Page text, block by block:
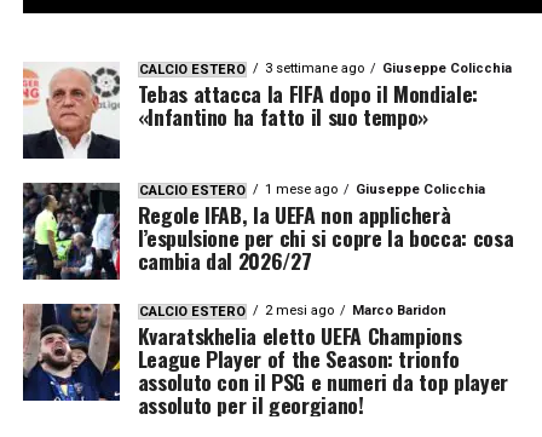
CALCIO ESTERO 3 settimane ago Giuseppe Colicchia
Tebas attacca la FIFA dopo il Mondiale:
«Infantino ha fatto il suo tempo»
CALCIO ESTERO 1 mese ago Giuseppe Colicchia
Regole IFAB, la UEFA non applicherà
l’espulsione per chi si copre la bocca: cosa
cambia dal 2026/27
CALCIO ESTERO 2 mesi ago Marco Baridon
Kvaratskhelia eletto UEFA Champions
League Player of the Season: trionfo
assoluto con il PSG e numeri da top player
assoluto per il georgiano!